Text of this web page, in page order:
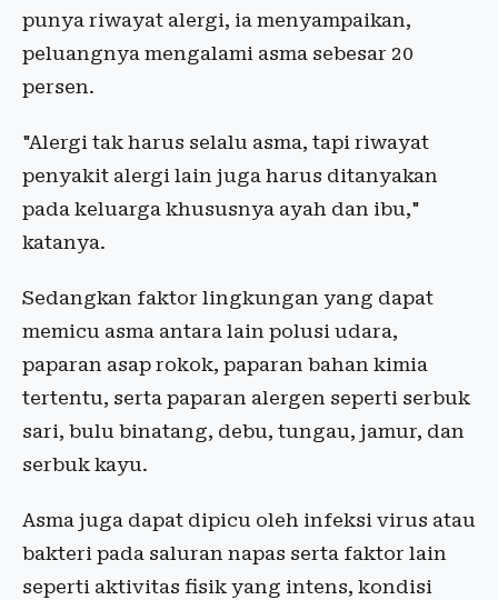
punya riwayat alergi, ia menyampaikan,
peluangnya mengalami asma sebesar 20
persen.
"Alergi tak harus selalu asma, tapi riwayat
penyakit alergi lain juga harus ditanyakan
pada keluarga khususnya ayah dan ibu,"
katanya.
Sedangkan faktor lingkungan yang dapat
memicu asma antara lain polusi udara,
paparan asap rokok, paparan bahan kimia
tertentu, serta paparan alergen seperti serbuk
sari, bulu binatang, debu, tungau, jamur, dan
serbuk kayu.
Asma juga dapat dipicu oleh infeksi virus atau
bakteri pada saluran napas serta faktor lain
seperti aktivitas fisik yang intens, kondisi